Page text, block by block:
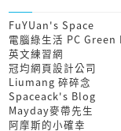
FuYUan's Space
電腦綠生活 PC Green
英文練習網
冠均網頁設計公司
Liumang 碎碎念
Spaceack's Blog
Mayday麥帶先生
阿摩斯的小確幸